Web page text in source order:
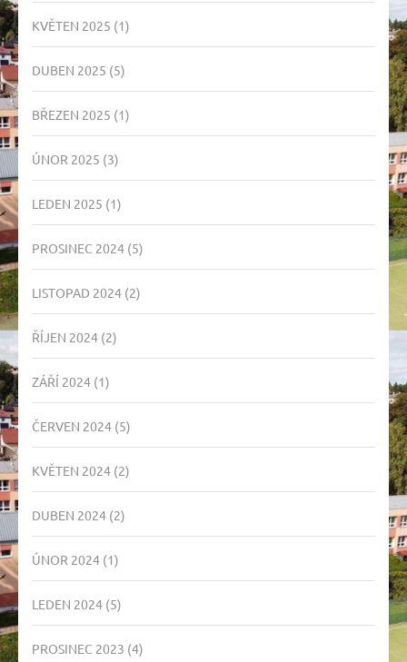
KVĚTEN 2025 (1)
DUBEN 2025 (5)
BŘEZEN 2025 (1)
ÚNOR 2025 (3)
LEDEN 2025 (1)
PROSINEC 2024 (5)
LISTOPAD 2024 (2)
ŘÍJEN 2024 (2)
ZÁŘÍ 2024 (1)
ČERVEN 2024 (5)
KVĚTEN 2024 (2)
DUBEN 2024 (2)
ÚNOR 2024 (1)
LEDEN 2024 (5)
PROSINEC 2023 (4)